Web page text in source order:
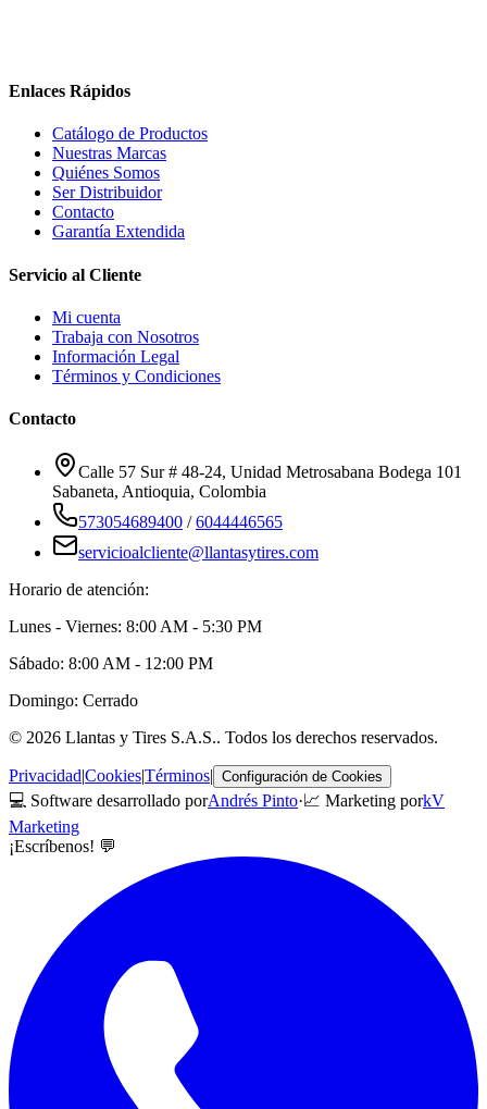
Enlaces Rápidos
Catálogo de Productos
Nuestras Marcas
Quiénes Somos
Ser Distribuidor
Contacto
Garantía Extendida
Servicio al Cliente
Mi cuenta
Trabaja con Nosotros
Información Legal
Términos y Condiciones
Contacto
Calle 57 Sur # 48-24, Unidad Metrosabana Bodega 101
Sabaneta, Antioquia, Colombia
573054689400 /6044446565
servicioalcliente@llantasytires.com
Horario de atención:
Lunes - Viernes: 8:00 AM - 5:30 PM
Sábado: 8:00 AM - 12:00 PM
Domingo: Cerrado
© 2026 Llantas y Tires S.A.S.. Todos los derechos reservados.
Privacidad|Cookies|Términos| Configuración de Cookies
💻 Software desarrollado porAndrés Pinto·📈 Marketing porkV
Marketing
¡Escríbenos! 💬